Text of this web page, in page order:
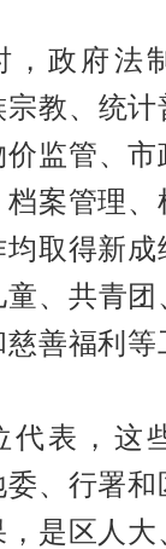
政府法
宗教、 统计
价监管、市
档案管理、
取得新成
童、 共青团
善福利
表，这
委、 行署和
是区人大